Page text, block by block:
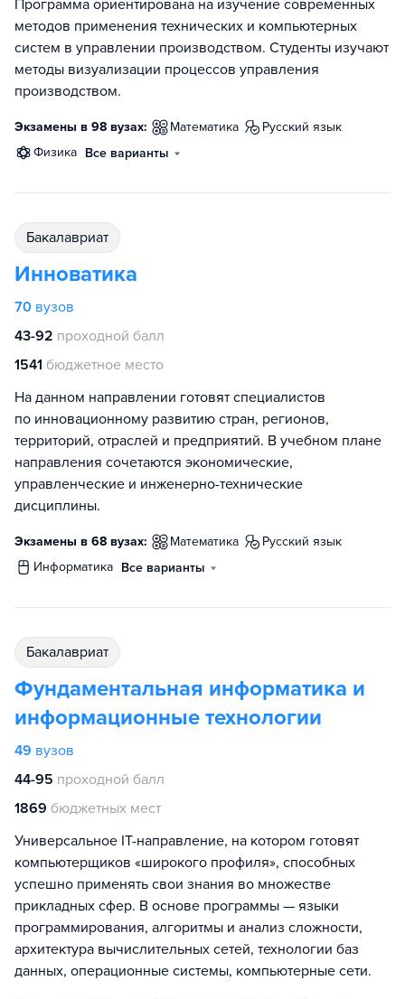
Программа ориентирована на изучение современных
методов применения технических и компьютерных
систем в управлении производством. Студенты изучают
методы визуализации процессов управления
производством.
Экзамены в 98 вузах: математика
русский язык
физика Все варианты
бакалавриат
Инноватика
70 вузов
43-92 проходной балл
1541 бюджетное место
На данном направлении готовят специалистов
по инновационному развитию стран, регионов,
территорий, отраслей и предприятий. В учебном плане
направления сочетаются экономические,
управленческие и инженерно-технические
дисциплины.
Экзамены в 68 вузах: математика
русский язык
информатика Все варианты
бакалавриат
Фундаментальная информатика и
информационные технологии
49 вузов
44-95 проходной балл
1869 бюджетных мест
Универсальное IT-направление, на котором готовят
компьютерщиков «широкого профиля», способных
успешно применять свои знания во множестве
прикладных сфер. В основе программы — языки
программирования, алгоритмы и анализ сложности,
архитектура вычислительных сетей, технологии баз
данных, операционные системы, компьютерные сети.